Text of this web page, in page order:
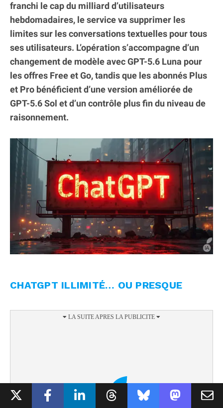
franchi le cap du milliard d’utilisateurs
hebdomadaires, le service va supprimer les
limites sur les conversations textuelles pour tous
ses utilisateurs. L’opération s’accompagne d’un
changement de modèle avec GPT-5.6 Luna pour
les offres Free et Go, tandis que les abonnés Plus
et Pro bénéficient d’une version améliorée de
GPT-5.6 Sol et d’un contrôle plus fin du niveau de
raisonnement.
CHATGPT ILLIMITÉ… OU PRESQUE